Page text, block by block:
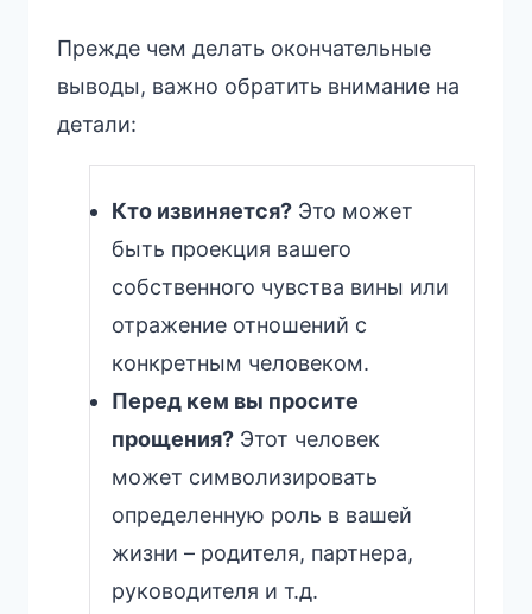
Прежде чем делать окончательные
выводы, важно обратить внимание на
детали:
Кто извиняется? Это может
быть проекция вашего
собственного чувства вины или
отражение отношений с
конкретным человеком.
Перед кем вы просите
прощения? Этот человек
может символизировать
определенную роль в вашей
жизни – родителя, партнера,
руководителя и т.д.